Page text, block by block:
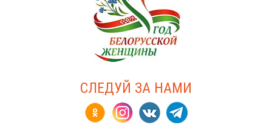
СЛЕДУЙ ЗА НАМИ